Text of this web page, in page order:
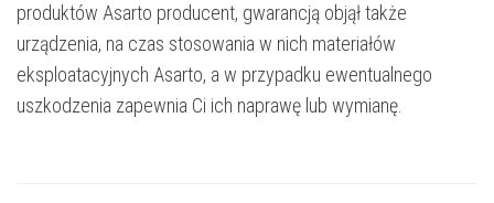
produktów Asarto producent, gwarancją objął także
urządzenia, na czas stosowania w nich materiałów
eksploatacyjnych Asarto, a w przypadku ewentualnego
uszkodzenia zapewnia Ci ich naprawę lub wymianę.